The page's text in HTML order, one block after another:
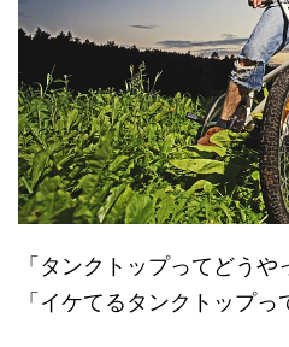
「タンクトップってどうや
「イケてるタンクトップっ